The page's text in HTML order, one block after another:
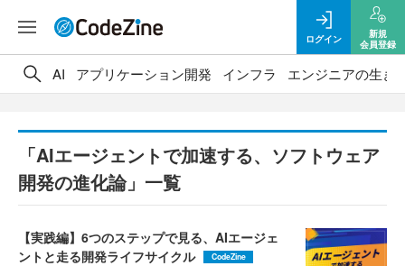
ログイン
新規
会員登録
AI アプリケーション開発 インフラ エンジニアの生き
「AIエージェントで加速する、ソフトウェア
開発の進化論」一覧
【実践編】6つのステップで見る、AIエージェ
ントと走る開発ライフサイクル
CodeZine